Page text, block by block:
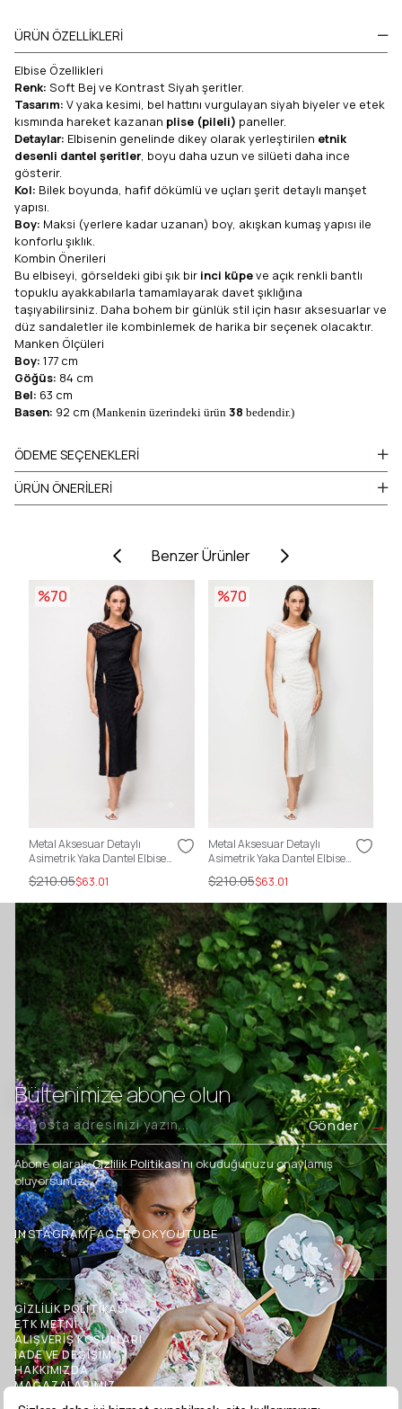
ÜRÜN ÖZELLIKLERI
Elbise Özellikleri
Renk: Soft Bej ve Kontrast Siyah şeritler.
Tasarım: V yaka kesimi, bel hattını vurgulayan siyah biyeler ve etek
kısmında hareket kazanan plise (pileli) paneller.
Detaylar: Elbisenin genelinde dikey olarak yerleştirilen etnik
desenli dantel şeritler, boyu daha uzun ve silüeti daha ince
gösterir.
Kol: Bilek boyunda, hafif dökümlü ve uçları şerit detaylı manşet
yapısı.
Boy: Maksi (yerlere kadar uzanan) boy, akışkan kumaş yapısı ile
konforlu şıklık.
Kombin Önerileri
Bu elbiseyi, görseldeki gibi şık bir inci küpeve açık renkli bantlı
topuklu ayakkabılarla tamamlayarak davet şıklığına
taşıyabilirsiniz. Daha bohem bir günlük stil için hasır aksesuarlar ve
düz sandaletler ile kombinlemek de harika bir seçenek olacaktır.
Manken Ölçüleri
Boy: 177 cm
Göğüs: 84 cm
Bel: 63 cm
Basen: 92 cm (Mankenin üzerindeki ürün 38 bedendir.)
ÖDEME SEÇENEKLERI
ÜRÜN ÖNERILERI
Benzer Ürünler
Metal Aksesuar Detaylı
Asimetrik Yaka Dantel Elbise
SİYAH
$63.01
$210.05
%70
Metal Aksesuar Detaylı
Asimetrik Yaka Dantel Elbise
EKRU
$63.01
$210.05
%70
Bültenimize abone olun
Gönder
Abone olarak,Gizlilik Politikası’nıokuduğunuzu onaylamış
oluyorsunuz.
INSTAGRAMFACEBOOKYOUTUBE
GİZLİLİK POLİTİKASI
ETK METNİ
ALIŞVERİŞ KOŞULLARI
İADE VE DEĞİŞİM
HAKKIMIZDA
MAĞAZALARIMIZ